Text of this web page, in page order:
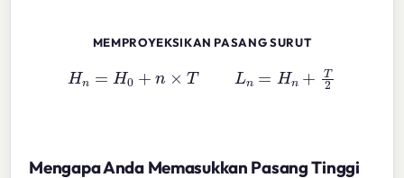
MEMPROYEKSIKAN PASANG SURUT
Hn = + n×T =H T2
Mengapa Anda Memasukkan Pasang Tinggi